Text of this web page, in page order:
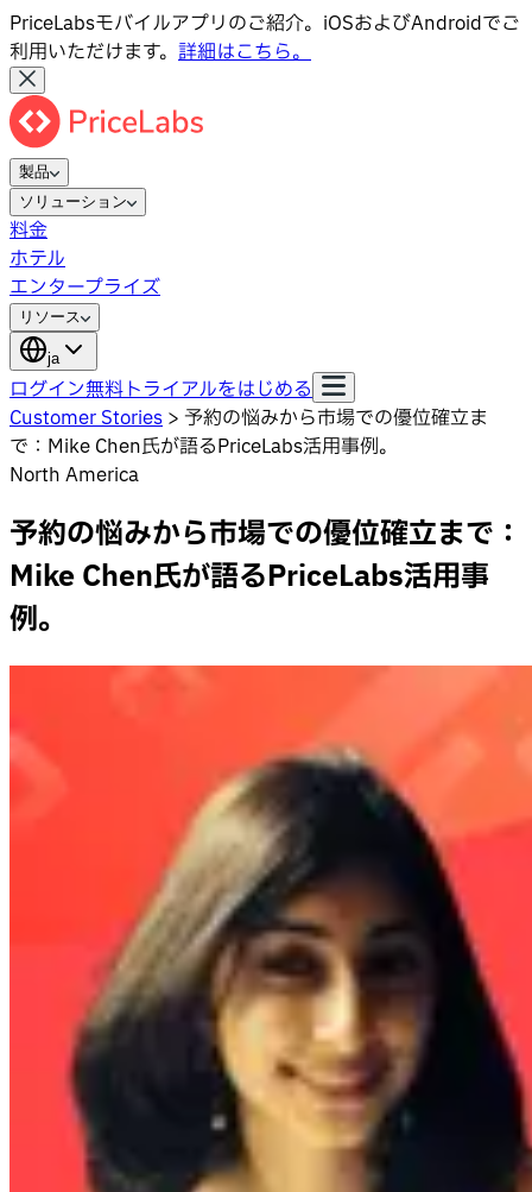
PriceLabsモバイルアプリのご紹介。iOSおよびAndroidでご
利用いただけます。 詳細はこちら。
製品
ソリューション
料金
ホテル
エンタープライズ
リソース
ja
ログイン無料トライアルをはじめる
Customer Stories > 予約の悩みから市場での優位確立ま
で：Mike Chen氏が語るPriceLabs活用事例。
North America
予約の悩みから市場での優位確立まで：
Mike Chen氏が語るPriceLabs活用事
例。